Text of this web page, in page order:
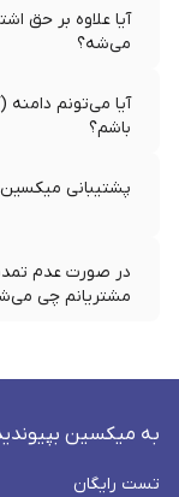
آیا علاوه بر حق
می‌شه؟
آیا می‌تونم
باشم؟
پشتیبانی
در صورت عدم
مشتریانم چی
به میکسین
تست رایگان